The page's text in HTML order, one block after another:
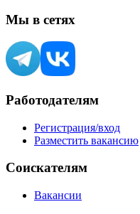
Мы в сетях
Работодателям
Регистрация/вход
Разместить вакансию
Соискателям
Вакансии